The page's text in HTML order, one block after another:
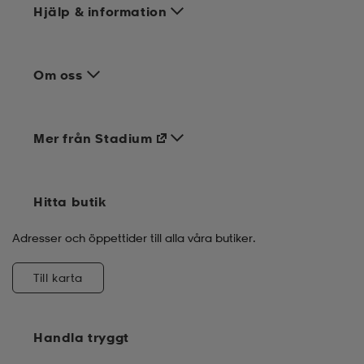
Hjälp & information
Om oss
Handla tryggt
Mer från Stadium
Hitta butik
Adresser och öppettider till alla våra butiker.
Till karta